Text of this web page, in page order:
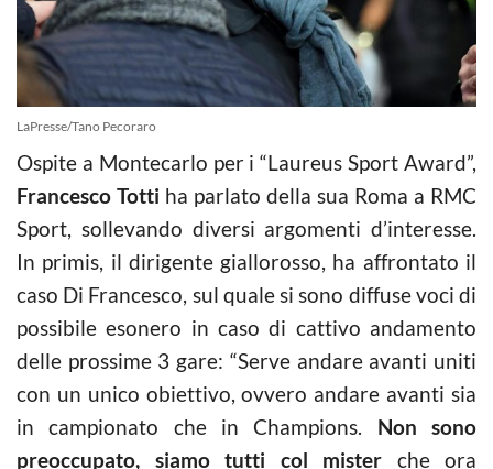
LaPresse/Tano Pecoraro
Ospite a Montecarlo per i “Laureus Sport Award”,
Francesco Totti ha parlato della sua Roma a RMC
Sport, sollevando diversi argomenti d’interesse.
In primis, il dirigente giallorosso, ha affrontato il
caso Di Francesco, sul quale si sono diffuse voci di
possibile esonero in caso di cattivo andamento
delle prossime 3 gare: “Serve andare avanti uniti
con un unico obiettivo, ovvero andare avanti sia
in campionato che in Champions. Non sono
preoccupato, siamo tutti col mister che ora